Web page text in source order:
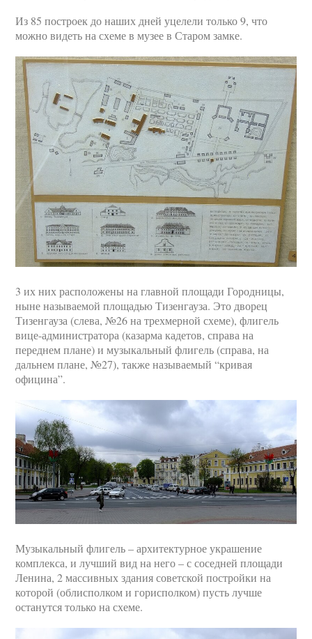
Из 85 построек до наших дней уцелели только 9, что
можно видеть на схеме в музее в Старом замке.
3 их них расположены на главной площади Городницы,
ныне называемой площадью Тизенгауза. Это дворец
Тизенгауза (слева, №26 на трехмерной схеме), флигель
вице-администратора (казарма кадетов, справа на
переднем плане) и музыкальный флигель (справа, на
дальнем плане, №27), также называемый “кривая
официна”.
Музыкальный флигель – архитектурное украшение
комплекса, и лучший вид на него – с соседней площади
Ленина, 2 массивных здания советской постройки на
которой (облисполком и горисполком) пусть лучше
останутся только на схеме.